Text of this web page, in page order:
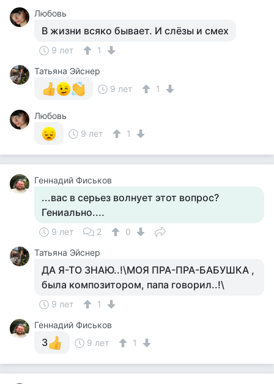
Любовь
В жизни всяко бывает. И слёзы и смех
9 лет
1
Татьяна Эйснер
9 лет
1
Любовь
9 лет
1
Геннадий Фиськов
...вас в серьез волнует этот вопрос?
Гениально....
9 лет 2
0
Татьяна Эйснер
ДА Я-ТО ЗНАЮ..!\МОЯ ПРА-ПРА-БАБУШКА ,
была композитором, папа говорил..!\
9 лет
1
Геннадий Фиськов
З 9 лет 1